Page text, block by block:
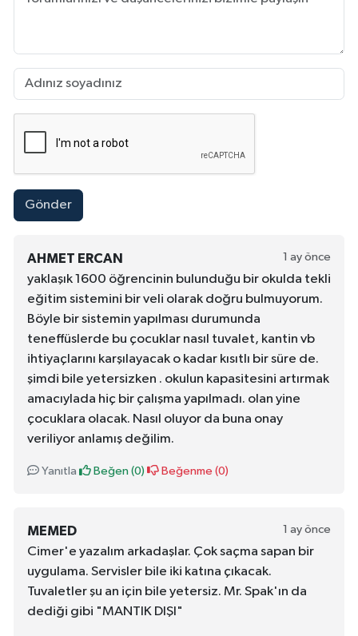
Gönder
AHMET ERCAN 1 ay önce
yaklaşık 1600 öğrencinin bulunduğu bir okulda tekli
eğitim sistemini bir veli olarak doğru bulmuyorum.
Böyle bir sistemin yapılması durumunda
teneffüslerde bu çocuklar nasıl tuvalet, kantin vb
ihtiyaçlarını karşılayacak o kadar kısıtlı bir süre de.
şimdi bile yetersizken . okulun kapasitesini artırmak
amacıylada hiç bir çalışma yapılmadı. olan yine
çocuklara olacak. Nasıl oluyor da buna onay
veriliyor anlamış değilim.
Yanıtla Beğen (0) Beğenme (0)
MEMED 1 ay önce
Cimer'e yazalım arkadaşlar. Çok saçma sapan bir
uygulama. Servisler bile iki katına çıkacak.
Tuvaletler şu an için bile yetersiz. Mr. Spak'ın da
dediği gibi "MANTIK DIŞI"